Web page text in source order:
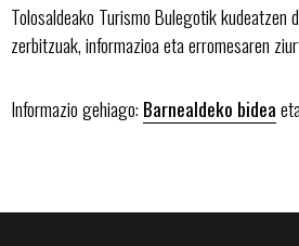
Tolosaldeako Turismo Bulegotik kudeatzen
zerbitzuak, informazioa eta erromesaren
Informazio gehiago: Barnealdeko bideaeta